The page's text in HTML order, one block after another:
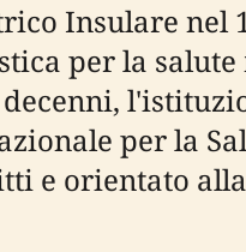
Insulare
per la
decenni,
per la
e orientato